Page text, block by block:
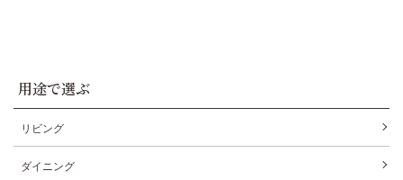
用途で選ぶ
リビング
ダイニング